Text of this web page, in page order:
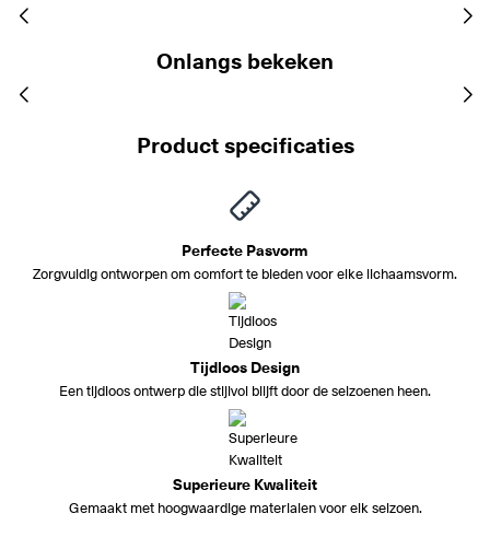
Onlangs bekeken
Product specificaties
Perfecte Pasvorm
Zorgvuldig ontworpen om comfort te bieden voor elke lichaamsvorm.
Tijdloos Design
Een tijdloos ontwerp die stijlvol blijft door de seizoenen heen.
Superieure Kwaliteit
Gemaakt met hoogwaardige materialen voor elk seizoen.